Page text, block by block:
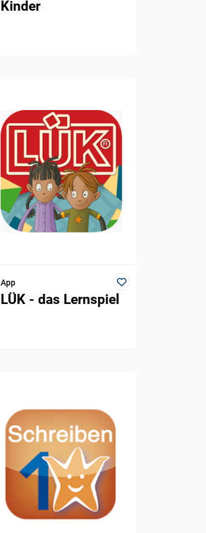
Kinder
App
LÜK - das Lernspiel